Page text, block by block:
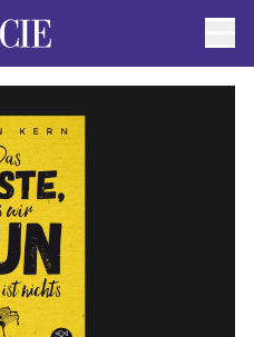
AUTOR*INNEN
ANFRAGEN / IMPRESSUM